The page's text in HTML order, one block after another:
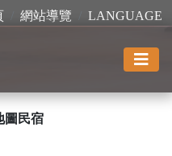
網站導覽 LANGUAGE
圖民宿